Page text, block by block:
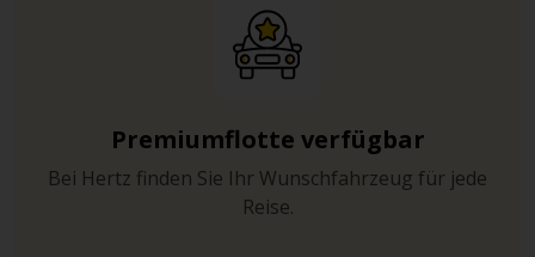
Premiumflotte verfügbar
Bei Hertz finden Sie Ihr Wunschfahrzeug für jede
Reise.